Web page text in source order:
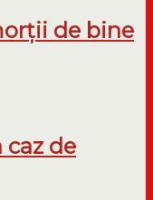
de bine
caz de